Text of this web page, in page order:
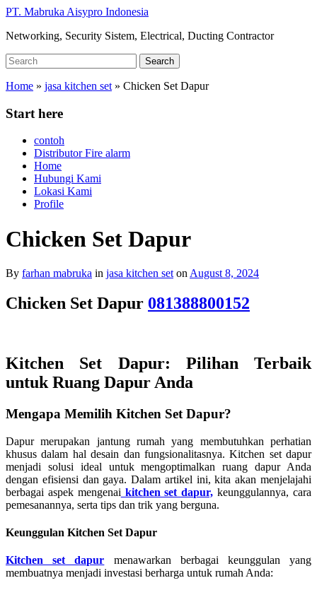
Skip
main
PT. Mabruka Aisypro Indonesia
Networking, Security Sistem, Electrical, Ducting Contractor
Search
for:
Search
Home » jasa kitchen set » Chicken Set Dapur
Start here
contoh
Distributor Fire alarm
Home
Hubungi Kami
Lokasi Kami
Profile
Chicken Set Dapur
By farhan mabruka in jasa kitchen set on August 8, 2024
Chicken Set Dapur 081388800152
Kitchen Set Dapur: Pilihan Terbaik
untuk Ruang Dapur Anda
Mengapa Memilih Kitchen Set Dapur?
Dapur merupakan jantung rumah yang membutuhkan perhatian
khusus dalam hal desain dan fungsionalitasnya. Kitchen set dapur
menjadi solusi ideal untuk mengoptimalkan ruang dapur Anda
dengan efisiensi dan gaya. Dalam artikel ini, kita akan menjelajahi
berbagai aspek mengenai kitchen set dapur, keunggulannya, cara
pemesanannya, serta tips dan trik yang berguna.
Keunggulan Kitchen Set Dapur
Kitchen set dapur menawarkan berbagai keunggulan yang
membuatnya menjadi investasi berharga untuk rumah Anda: